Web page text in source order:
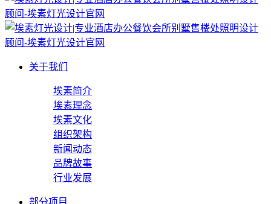
关于我们
埃素简介
埃素理念
埃素文化
组织架构
新闻动态
品牌故事
行业发展
部分项目